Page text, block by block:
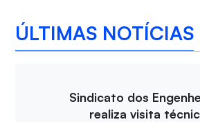
ÚLTIMAS NOTÍCIAS
Sindicato dos
realiza visita